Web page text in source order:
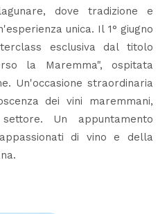
dove tradizione e
unica. Il 1° giugno
esclusiva dal titolo
la Maremma", ospitata
Un'occasione straordinaria
dei vini maremmani,
Un appuntamento
di vino e della